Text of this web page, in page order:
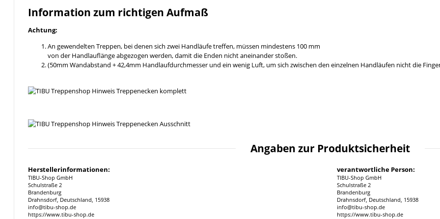
Information zum richtigen Aufmaß
Achtung:
An gewendelten Treppen, bei denen sich zwei Handläufe treffen, müssen mindestens 100 mm
von der Handlauflänge abgezogen werden, damit die Enden nicht aneinander stoßen.
(50mm Wandabstand + 42,4mm Handlaufdurchmesser und ein wenig Luft, um sich zwischen den einzelnen Handläufen nicht die
Angaben zur Produktsicherheit
Herstellerinformationen:
TIBU-Shop GmbH
Schulstraße 2
Brandenburg
Drahnsdorf, Deutschland, 15938
info@tibu-shop.de
https://www.tibu-shop.de
verantwortliche Person:
TIBU-Shop GmbH
Schulstraße 2
Brandenburg
Drahnsdorf, Deutschland, 15938
info@tibu-shop.de
https://www.tibu-shop.de